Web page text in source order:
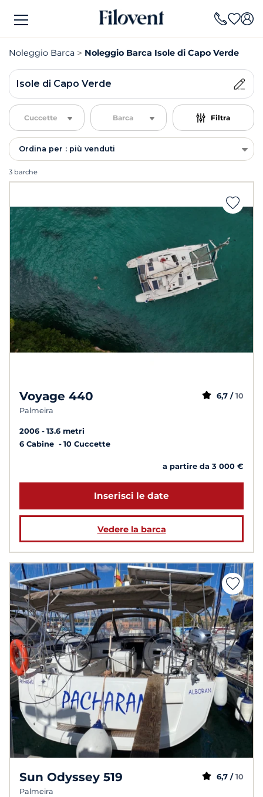
Noleggio Barca Noleggio Barca Isole di Capo Verde
Isole di Capo Verde
Cuccette Barca Filtra
Ordina per : più venduti
3 barche
Voyage 440
Palmeira
6,7 / 10
2006
13.6 metri
6 Cabine
10 Cuccette
a partire da 3 000 €
Inserisci le date
Vedere la barca
Sun Odyssey 519
Palmeira
6,7 / 10